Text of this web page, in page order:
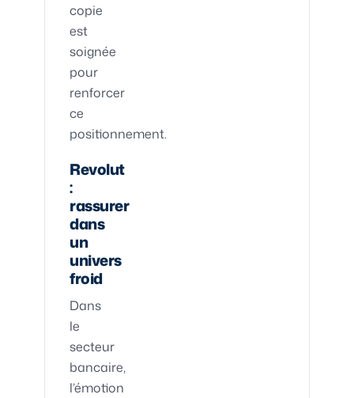
copie
est
soignée
pour
renforcer
ce
positionnement.
Revolut
:
rassurer
dans
un
univers
froid
Dans
le
secteur
bancaire,
l’émotion